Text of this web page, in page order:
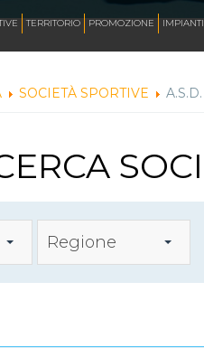
TERRITORIO PROMOZIONE
SOCIETÀ SPORTIVE
Regione
CORSA
INLINE FREESTYLE